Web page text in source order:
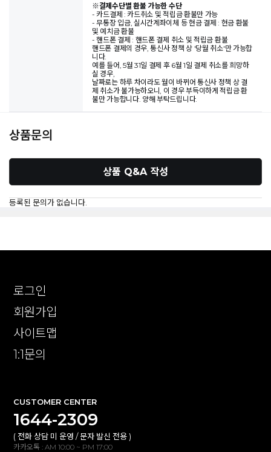
※결제수단별 환불 가능한 수단
- 카드결제 : 카드취소 및 적립금 환불만 가능
- 무통장 입금, 실시간계좌이체 등 현금 결제 : 현금 환불
및 예치금 환불
- 핸드폰 결제 : 핸드폰 결제 취소 및 적립금 환불
핸드폰 결제의 경우, 통신사 정책 상 '당월 취소'만 가능합
니다.
예를 들어, 5월 31일 결제 후 6월 1일 결제 취소를 희망하
실 경우,
날짜로는 하루 차이라도 월이 바뀌어 통신사 정책 상 결
제 취소가 불가능하오니, 이 경우 부득이하게 적립금 환
불만 가능합니다. 양해 부탁드립니다.
상품문의
상품 Q&A 작성
등록된 문의가 없습니다.
로그인
회원가입
사이트맵
1:1문의
CUSTOMER CENTER
1644-2309
( 전화 상담 미 운영 / 문자 발신 전용 )
카카오톡 : AM 10:00 ~ PM 17:00